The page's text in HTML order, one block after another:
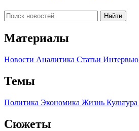
Найти
Материалы
Новости Аналитика Статьи Интервью
Темы
Политика Экономика Жизнь Культура
Сюжеты